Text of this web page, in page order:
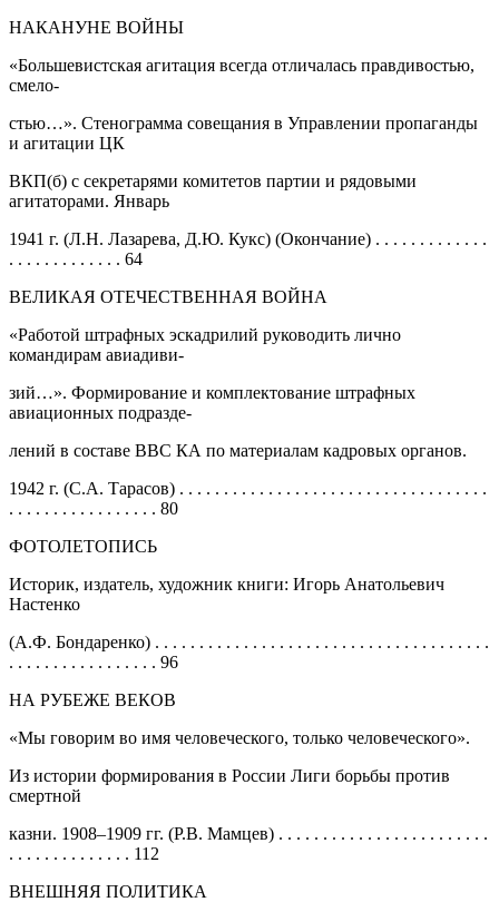
НАКАНУНЕ ВОЙНЫ
«Большевистская агитация всегда отличалась правдивостью,
смело-
стью…». Стенограмма совещания в Управлении пропаганды
и агитации ЦК
ВКП(б) с секретарями комитетов партии и рядовыми
агитаторами. Январь
1941 г. (Л.Н. Лазарева, Д.Ю. Кукс) (Окончание) . . . . . . . . . . . . .
. . . . . . . . . . . . . 64
ВЕЛИКАЯ ОТЕЧЕСТВЕННАЯ ВОЙНА
«Работой штрафных эскадрилий руководить лично
командирам авиадиви-
зий…». Формирование и комплектование штрафных
авиационных подразде-
лений в составе ВВС КА по материалам кадровых органов.
1942 г. (С.А. Тарасов) . . . . . . . . . . . . . . . . . . . . . . . . . . . . . . . . . . .
. . . . . . . . . . . . . . . . . 80
ФОТОЛЕТОПИСЬ
Историк, издатель, художник книги: Игорь Анатольевич
Настенко
(А.Ф. Бондаренко) . . . . . . . . . . . . . . . . . . . . . . . . . . . . . . . . . . . . . .
. . . . . . . . . . . . . . . . . 96
НА РУБЕЖЕ ВЕКОВ
«Мы говорим во имя человеческого, только человеческого».
Из истории формирования в России Лиги борьбы против
смертной
казни. 1908–1909 гг. (Р.В. Мамцев) . . . . . . . . . . . . . . . . . . . . . . . .
. . . . . . . . . . . . . . 112
ВНЕШНЯЯ ПОЛИТИКА